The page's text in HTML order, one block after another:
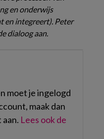
en onderwijs
en integreert). Peter
dialoog aan.
moet je ingelogd
maak dan
Lees ook de